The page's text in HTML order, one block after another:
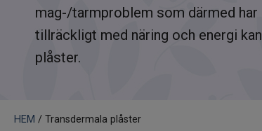
mag-/tarmproblem som därmed
tillräckligt med näring och energi
plåster.
HEM / Transdermala plåster